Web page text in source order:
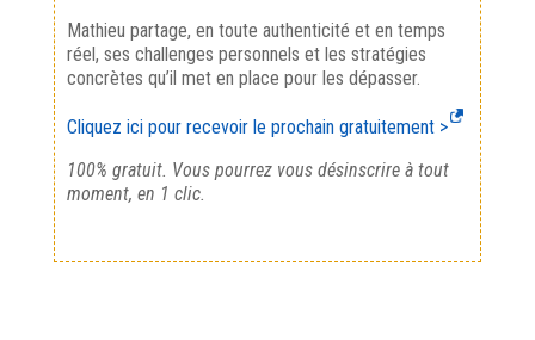
Mathieu partage, en toute authenticité et en temps
réel, ses challenges personnels et les stratégies
concrètes qu’il met en place pour les dépasser.
Cliquez ici pour recevoir le prochain gratuitement >
100% gratuit. Vous pourrez vous désinscrire à tout
moment, en 1 clic.